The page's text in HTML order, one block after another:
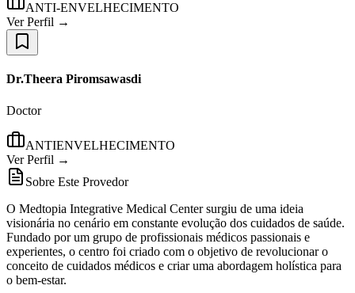
ANTI-ENVELHECIMENTO
Ver Perfil →
Dr.Theera Piromsawasdi
Doctor
ANTIENVELHECIMENTO
Ver Perfil →
Sobre Este Provedor
O Medtopia Integrative Medical Center surgiu de uma ideia
visionária no cenário em constante evolução dos cuidados de saúde.
Fundado por um grupo de profissionais médicos passionais e
experientes, o centro foi criado com o objetivo de revolucionar o
conceito de cuidados médicos e criar uma abordagem holística para
o bem-estar.